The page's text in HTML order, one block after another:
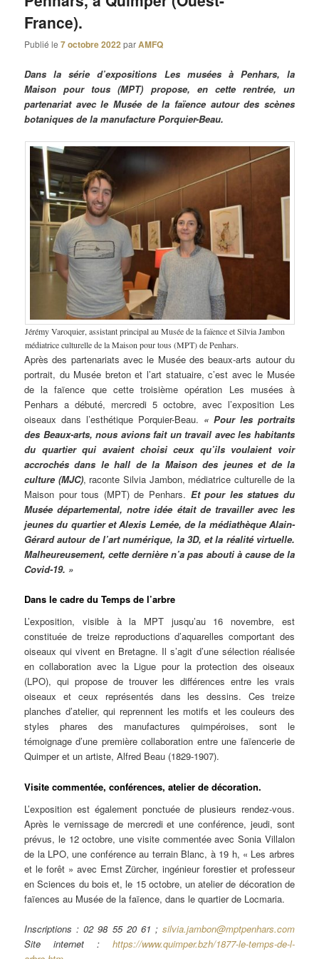
France).
Publié le7 octobre 2022 parAMFQ
Dans la série d’expositions Les musées à Penhars, la
Maison pour tous (MPT) propose, en cette rentrée, un
partenariat avec le Musée de la faïence autour des scènes
botaniques de la manufacture Porquier-Beau.
Jérémy Varoquier, assistant principal au Musée de la faïence et Silvia Jambon
médiatrice culturelle de la Maison pour tous (MPT) de Penhars.
Après des partenariats avec le Musée des beaux-arts autour du
portrait, du Musée breton et l’art statuaire, c’est avec le Musée
de la faïence que cette troisième opération Les musées à
Penhars a débuté, mercredi 5 octobre, avec l’exposition Les
oiseaux dans l’esthétique Porquier-Beau. « Pour les portraits
des Beaux-arts, nous avions fait un travail avec les habitants
du quartier qui avaient choisi ceux qu’ils voulaient voir
accrochés dans le hall de la Maison des jeunes et de la
culture (MJC), raconte Silvia Jambon, médiatrice culturelle de la
Maison pour tous (MPT) de Penhars. Et pour les statues du
Musée départemental, notre idée était de travailler avec les
jeunes du quartier et Alexis Lemée, de la médiathèque Alain-
Gérard autour de l’art numérique, la 3D, et la réalité virtuelle.
Malheureusement, cette dernière n’a pas abouti à cause de la
Covid-19. »
Dans le cadre du Temps de l’arbre
L’exposition, visible à la MPT jusqu’au 16 novembre, est
constituée de treize reproductions d’aquarelles comportant des
oiseaux qui vivent en Bretagne. Il s’agit d’une sélection réalisée
en collaboration avec la Ligue pour la protection des oiseaux
(LPO), qui propose de trouver les différences entre les vrais
oiseaux et ceux représentés dans les dessins. Ces treize
planches d’atelier, qui reprennent les motifs et les couleurs des
styles phares des manufactures quimpéroises, sont le
témoignage d’une première collaboration entre une faïencerie de
Quimper et un artiste, Alfred Beau (1829-1907).
Visite commentée, conférences, atelier de décoration.
L’exposition est également ponctuée de plusieurs rendez-vous.
Après le vernissage de mercredi et une conférence, jeudi, sont
prévus, le 12 octobre, une visite commentée avec Sonia Villalon
de la LPO, une conférence au terrain Blanc, à 19 h, « Les arbres
et le forêt » avec Ernst Zürcher, ingénieur forestier et professeur
en Sciences du bois et, le 15 octobre, un atelier de décoration de
faïences au Musée de la faïence, dans le quartier de Locmaria.
Inscriptions : 02 98 55 20 61 ; silvia.jambon@mptpenhars.com
Site internet : https://www.quimper.bzh/1877-le-temps-de-l-